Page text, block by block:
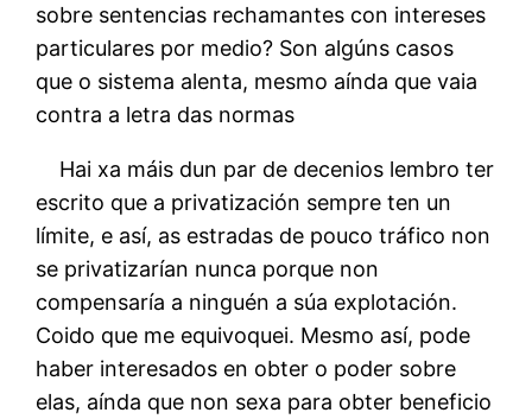
sobre sentencias rechamantes con intereses
particulares por medio? Son algúns casos
que o sistema alenta, mesmo aínda que vaia
contra a letra das normas
Hai xa máis dun par de decenios lembro ter
escrito que a privatización sempre ten un
límite, e así, as estradas de pouco tráfico non
se privatizarían nunca porque non
compensaría a ninguén a súa explotación.
Coido que me equivoquei. Mesmo así, pode
haber interesados en obter o poder sobre
elas, aínda que non sexa para obter beneficio